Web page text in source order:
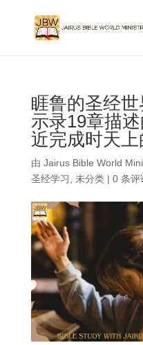
睚鲁的圣经
示录19章描
近完成时天
由 Jairus Bible World
圣经学习
未分类| 0 条评